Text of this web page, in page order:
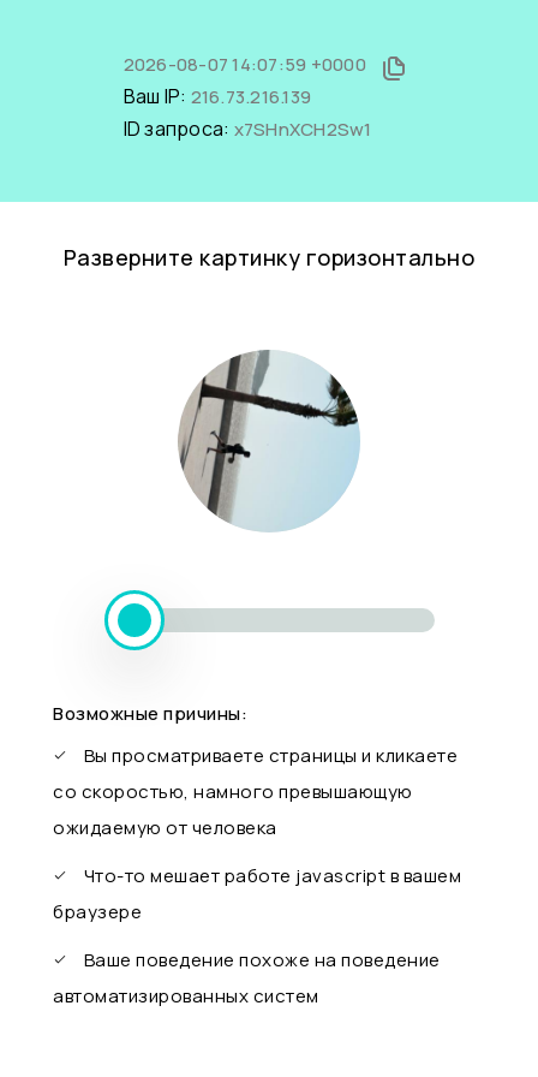
2026-08-07 14:07:59 +0000
Ваш IP: 216.73.216.139
ID запроса: x7SHnXCH2Sw1
Разверните картинку горизонтально
Возможные причины:
Вы просматриваете страницы и кликаете
со скоростью, намного превышающую
ожидаемую от человека
Что-то мешает работе javascript в вашем
браузере
Ваше поведение похоже на поведение
автоматизированных систем